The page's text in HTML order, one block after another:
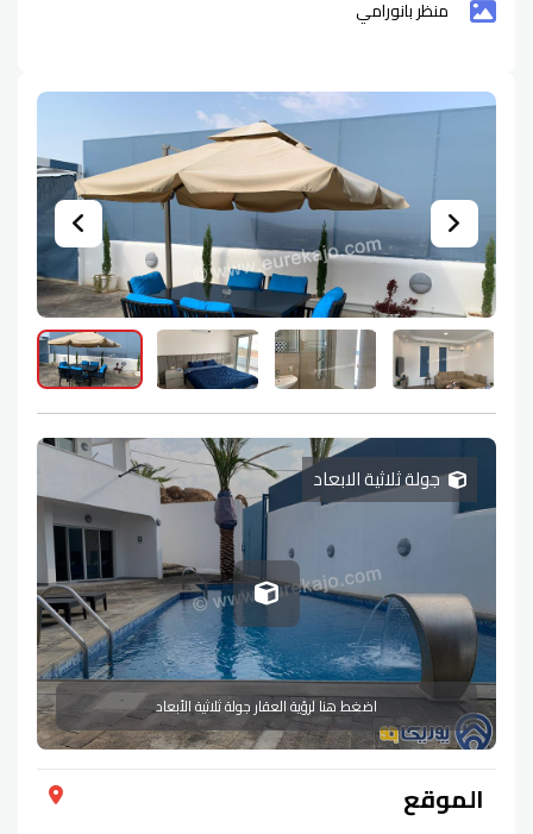
جولة ثلاثية الابعاد
اضغط هنا لرؤية العقار جولة ثلاثية الأبعاد
الموقع
منظر بانورامي